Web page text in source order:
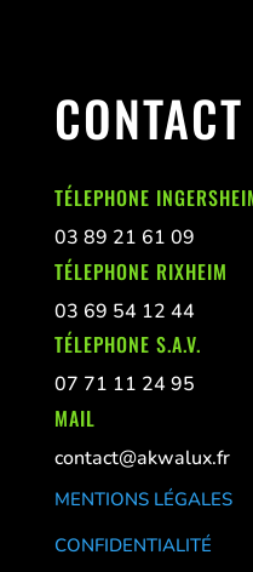
CONTACT
TÉLEPHONE
03 89 21 61 09
TÉLEPHONE RIXHEIM
03 69 54 12 44
TÉLEPHONE S.A.V.
07 71 11 24 95
MAIL
contact@akwalux.fr
MENTIONS LÉGALES
CONFIDENTIALITÉ